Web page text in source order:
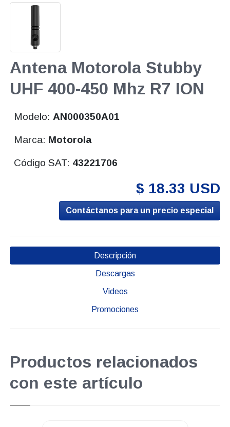
Antena Motorola Stubby
UHF 400-450 Mhz R7 ION
Modelo:AN000350A01
Marca: Motorola
Código SAT: 43221706
$ 18.33 USD
Contáctanos para un precio especial
Descripción
Descargas
Videos
Promociones
Productos relacionados
con este artículo